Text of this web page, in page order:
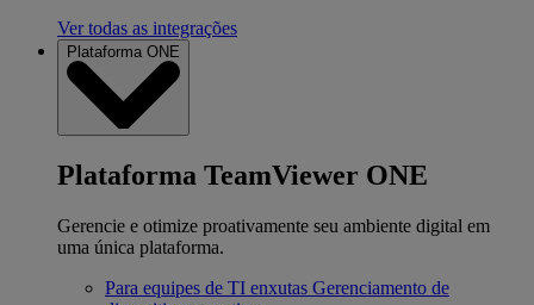
Ver todas as integrações
Plataforma ONE
Plataforma TeamViewer ONE
Gerencie e otimize proativamente seu ambiente digital em
uma única plataforma.
Para equipes de TI enxutas Gerenciamento de